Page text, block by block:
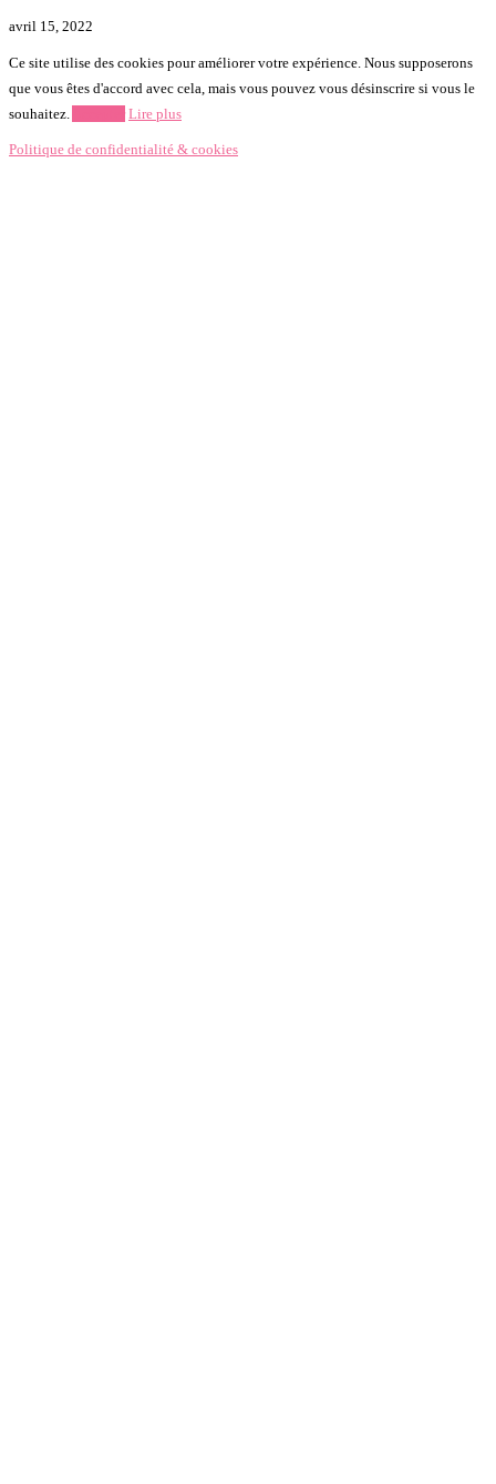
avril 15, 2022
Ce site utilise des cookies pour améliorer votre expérience. Nous supposerons
que vous êtes d'accord avec cela, mais vous pouvez vous désinscrire si vous le
souhaitez.
Lire plus
Politique de confidentialité & cookies